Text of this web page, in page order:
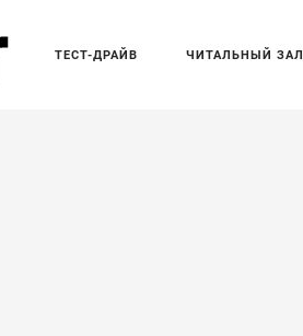
ТЕСТ-ДРАЙВ ЧИТАЛЬНЫЙ ЗАЛ